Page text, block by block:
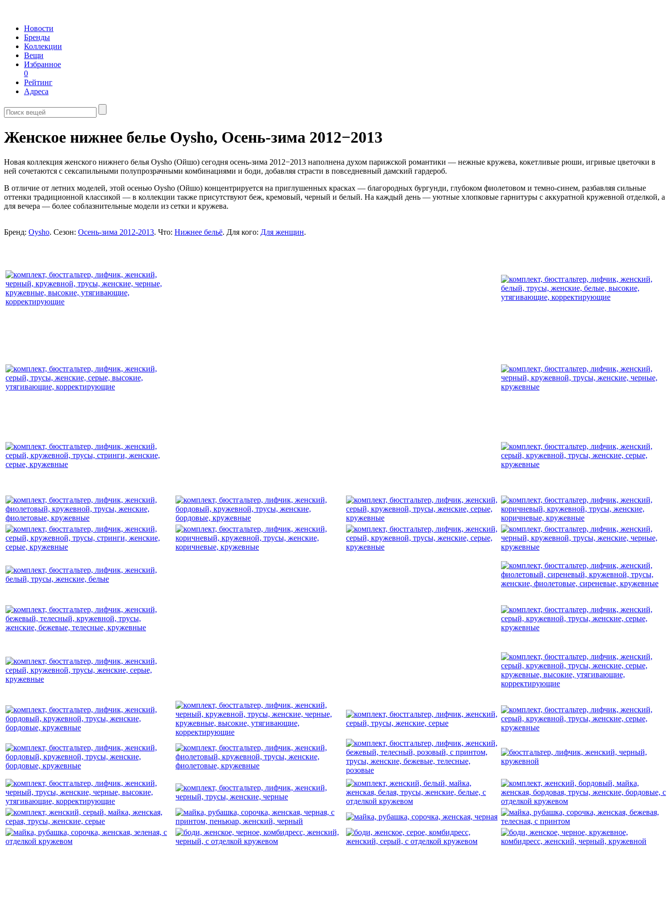
Новости
Бренды
Коллекции
Вещи
Избранное
0
Рейтинг
Адреса
Женское нижнее белье Oysho, Осень-зима 2012−2013
Новая коллекция женского нижнего белья Oysho (Ойшо) сегодня осень-зима 2012−2013 наполнена духом парижской романтики — нежные кружева, кокетливые рюши, игривые цветочки в
ней сочетаются с сексапильными полупрозрачными комбинациями и боди, добавляя страсти в повседневный дамский гардероб.
В отличие от летних моделей, этой осенью Oysho (Ойшо) концентрируется на приглушенных красках — благородных бургунди, глубоком фиолетовом и темно-синем, разбавляя сильные
оттенки традиционной классикой — в коллекции также присутствуют беж, кремовый, черный и белый. На каждый день — уютные хлопковые гарнитуры с аккуратной кружевной отделкой, а
для вечера — более соблазнительные модели из сетки и кружева.
Бренд: Oysho. Сезон: Осень-зима 2012-2013. Что: Нижнее бельё. Для кого: Для женщин.